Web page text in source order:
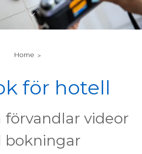
ARA
DUT
KOR
Home
för hotell
förvandlar videor
bokningar